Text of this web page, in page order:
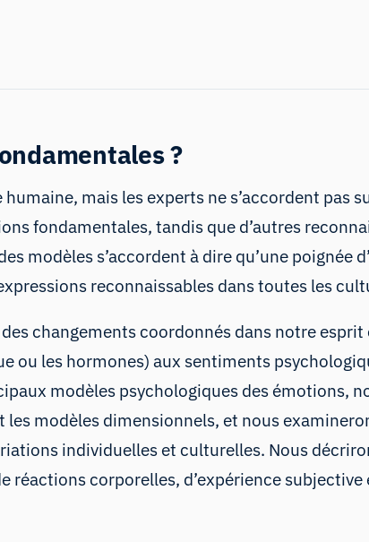
?
mais les experts ne s’accordent pas
fondamentales, tandis que d’autres
modèles s’accordent à dire qu’une
reconnaissables dans toutes les
changements coordonnés dans notre
ou les hormones) aux sentiments
modèles psychologiques des émotions,
les modèles dimensionnels, et nous
individuelles et culturelles. Nous
réactions corporelles, d’expérience